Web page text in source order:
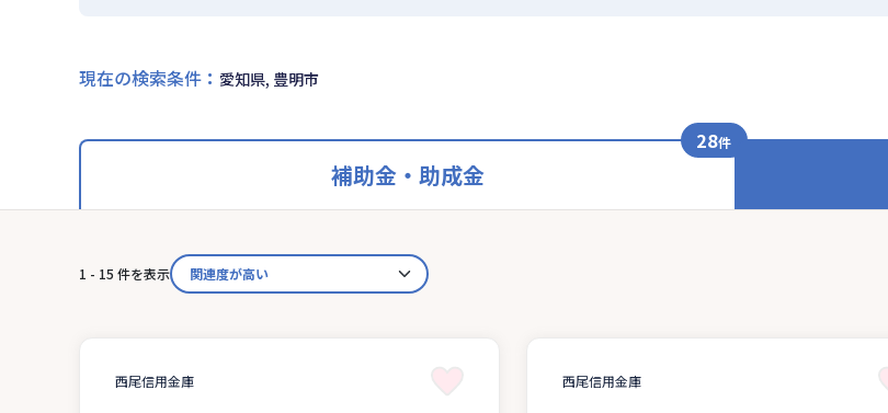
現在の検索条件 ： 愛知県, 豊明市
補助金・助成金
28件
1 - 15 件を表示
西尾信用金庫 西尾信用金庫